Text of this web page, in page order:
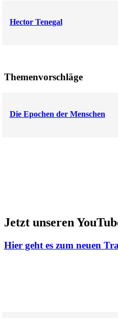
Hector Tenegal
Themenvorschläge
Die Epochen der Menschen
Jetzt unseren
Hier geht es zum neuen